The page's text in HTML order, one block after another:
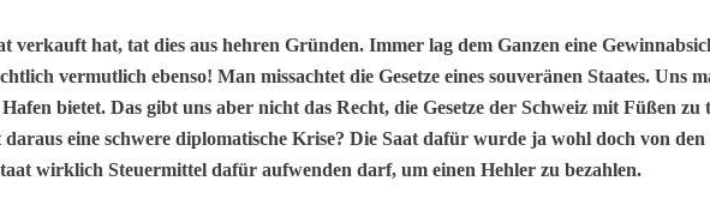
verkauft hat, tat dies aus hehren Gründen. Immer lag dem Ganzen eine
vermutlich ebenso! Man missachtet die Gesetze eines souveränen Staates. Uns
bietet. Das gibt uns aber nicht das Recht, die Gesetze der Schweiz mit Füßen
eine schwere diplomatische Krise? Die Saat dafür wurde ja wohl doch von
wirklich Steuermittel dafür aufwenden darf, um einen Hehler zu bezahlen.